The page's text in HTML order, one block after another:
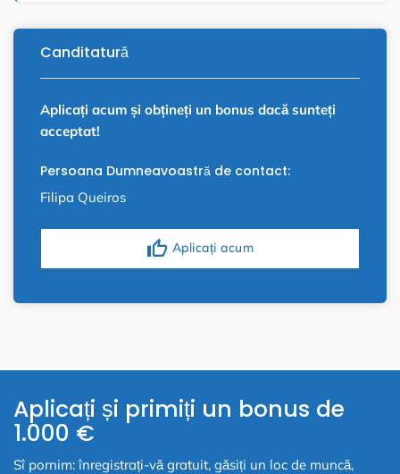
Canditatură
Aplicați acum și obțineți un bonus dacă sunteți
acceptat!
Persoana Dumneavoastră de contact:
Filipa Queiros
thumb_up Aplicați acum
Aplicați și primiți un bonus de
1.000 €
Sî pornim: înregistrați-vă gratuit, găsiți un loc de muncă,